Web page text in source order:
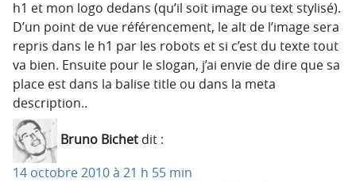
h1 et mon logo dedans (qu’il soit image ou text stylisé).
D’un point de vue référencement, le alt de l’image sera
repris dans le h1 par les robots et si c’est du texte tout
va bien. Ensuite pour le slogan, j’ai envie de dire que sa
place est dans la balise title ou dans la meta
description..
Bruno Bichet dit :
14 octobre 2010 à 21 h 55 min